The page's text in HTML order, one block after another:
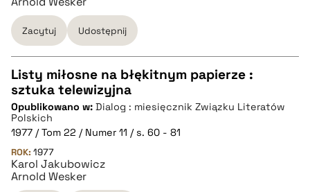
Zacytuj Udostępnij
CZYSTY TEKST
pobierz cytat
BIBTEX
Listy miłosne na błękitnym papierze :
sztuka telewizyjna
Opublikowano w: Dialog : miesięcznik Związku Literatów
Polskich
1977 / Tom 22 / Numer 11 / s. 60 - 81
ROK: 1977
Karol Jakubowicz
Arnold Wesker